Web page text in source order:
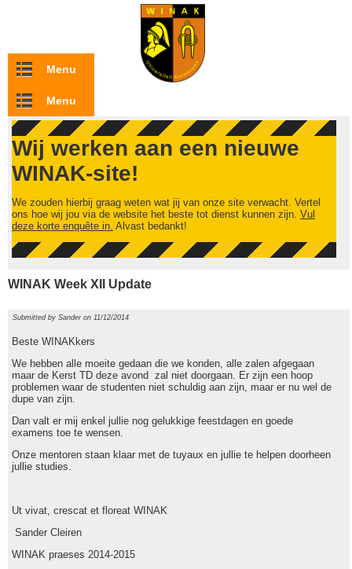
Overslaan en naar de inhoud gaan
Menu
Menu
Wij werken aan een nieuwe
WINAK-site!
We zouden hierbij graag weten wat jij van onze site verwacht. Vertel
ons hoe wij jou via de website het beste tot dienst kunnen zijn. Vul
deze korte enquête in. Alvast bedankt!
WINAK Week XII Update
Submitted by Sanderon 11/12/2014
Beste WINAKkers
We hebben alle moeite gedaan die we konden, alle zalen afgegaan
maar de Kerst TD deze avond zal niet doorgaan. Er zijn een hoop
problemen waar de studenten niet schuldig aan zijn, maar er nu wel de
dupe van zijn.
Dan valt er mij enkel jullie nog gelukkige feestdagen en goede
examens toe te wensen.
Onze mentoren staan klaar met de tuyaux en jullie te helpen doorheen
jullie studies.
Ut vivat, crescat et floreat WINAK
Sander Cleiren
WINAK praeses 2014-2015